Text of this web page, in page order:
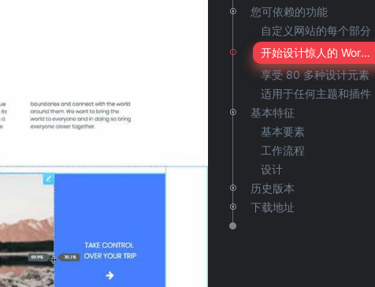
您可依赖的功能
自定义网站的每个部分
开始设计惊人的 WordPress 弹出窗口
享受 80 多种设计元素
适用于任何主题和插件
基本特征
基本要素
工作流程
设计
历史版本
下载地址